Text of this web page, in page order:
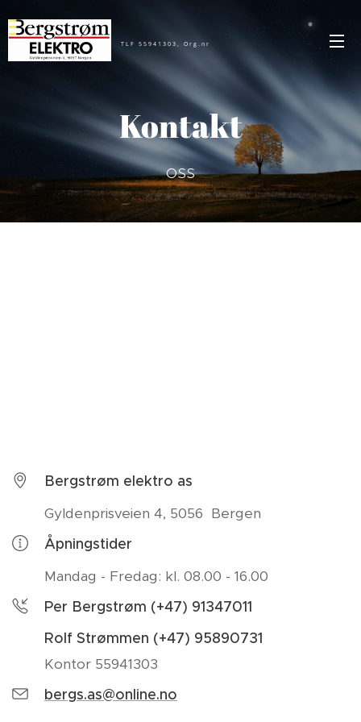
TLF 55941303, Org.nr
Kontakt
oss
Bergstrøm elektro as
Gyldenprisveien 4, 5056 Bergen
Åpningstider
Mandag - Fredag: kl. 08.00 - 16.00
Per Bergstrøm (+47) 91347011
Rolf Strømmen (+47) 95890731
Kontor 55941303
bergs.as@online.no